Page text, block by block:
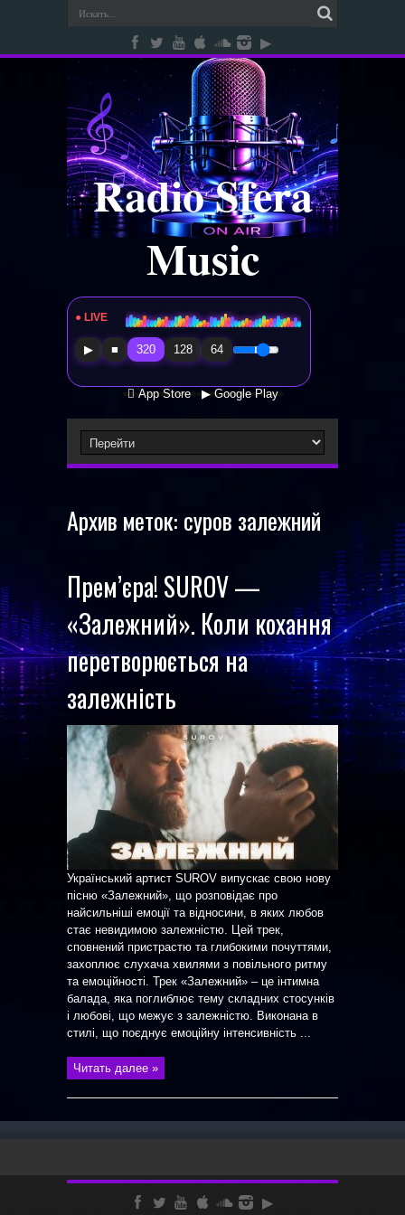
Radio Sfera
Music
● LIVE Radio Sfera Music
▶ ■ 320 128 64
 App Store ▶ Google Play
Архив меток: суров залежний
Прем’єра! SUROV —
«Залежний». Коли кохання
перетворюється на
залежність
Український артист SUROV випускає свою нову
пісню «Залежний», що розповідає про
найсильніші емоції та відносини, в яких любов
стає невидимою залежністю. Цей трек,
сповнений пристрастю та глибокими почуттями,
захоплює слухача хвилями з повільного ритму
та емоційності. Трек «Залежний» – це інтимна
балада, яка поглиблює тему складних стосунків
і любові, що межує з залежністю. Виконана в
стилі, що поєднує емоційну інтенсивність ...
Читать далее »